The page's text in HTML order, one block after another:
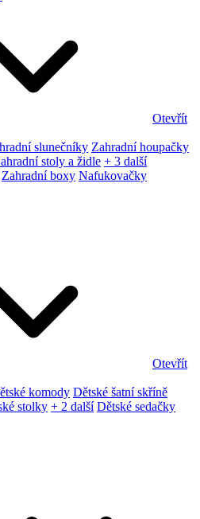
Otevřít
slunečníky Zahradní houpačky
stoly a židle + 3 další
Zahradní boxy Nafukovačky
Otevřít
komody Dětské šatní skříně
stolky + 2 další Dětské sedačky